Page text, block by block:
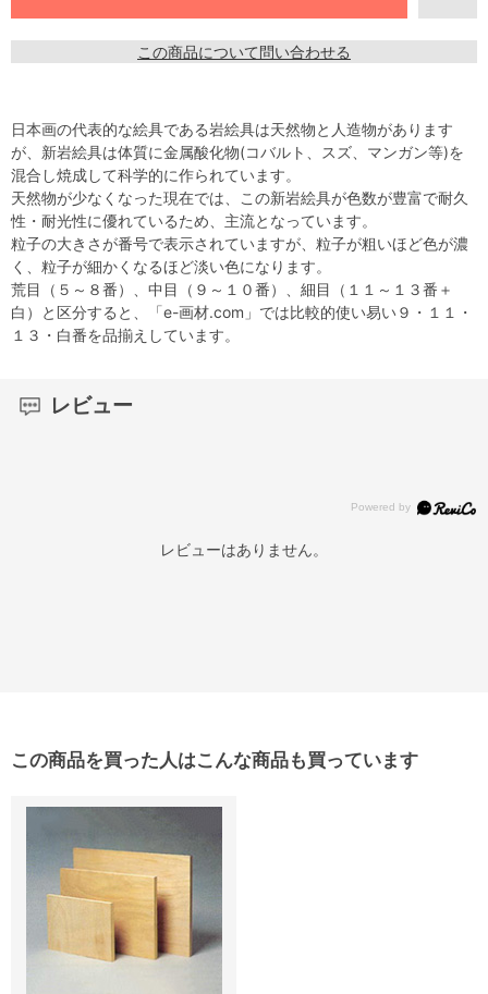
この商品について問い合わせる
日本画の代表的な絵具である岩絵具は天然物と人造物があります
が、新岩絵具は体質に金属酸化物(コバルト、スズ、マンガン等)を
混合し焼成して科学的に作られています。
天然物が少なくなった現在では、この新岩絵具が色数が豊富で耐久
性・耐光性に優れているため、主流となっています。
粒子の大きさが番号で表示されていますが、粒子が粗いほど色が濃
く、粒子が細かくなるほど淡い色になります。
荒目（５～８番）、中目（９～１０番）、細目（１１～１３番＋
白）と区分すると、「e-画材.com」では比較的使い易い９・１１・
１３・白番を品揃えしています。
レビュー
レビューはありません。
この商品を買った人はこんな商品も買っています